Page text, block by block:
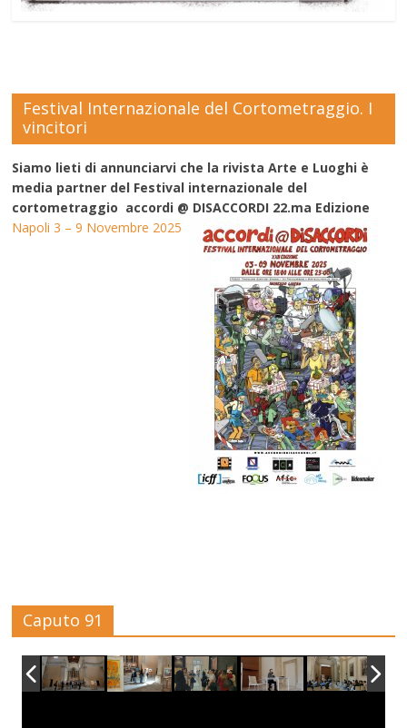
Festival Internazionale del Cortometraggio. I
vincitori
Siamo lieti di annunciarvi che la rivista Arte e Luoghi è
media partner del Festival internazionale del
cortometraggio accordi @ DISACCORDI 22.ma Edizione
Napoli 3 – 9 Novembre 2025
Caputo 91